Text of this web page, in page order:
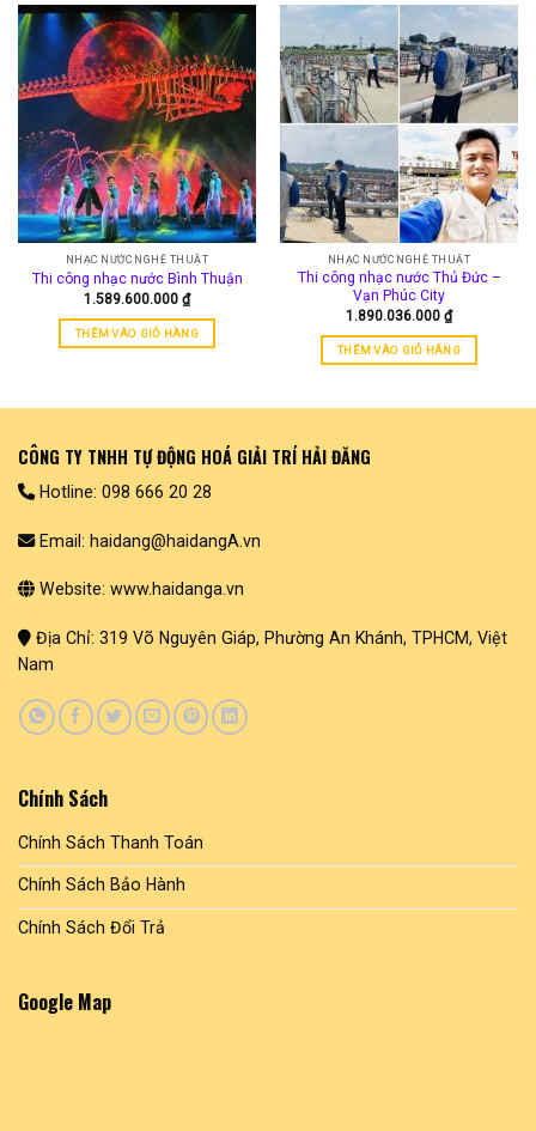
NHẠC NƯỚC NGHỆ THUẬT
Thi công nhạc nước Bình Thuận
1.589.600.000 ₫
THÊM VÀO GIỎ HÀNG
NHẠC NƯỚC NGHỆ THUẬT
Thi công nhạc nước Thủ Đức –
Vạn Phúc City
1.890.036.000 ₫
THÊM VÀO GIỎ HÀNG
CÔNG TY TNHH TỰ ĐỘNG HOÁ GIẢI TRÍ HẢI ĐĂNG
Hotline: 098 666 20 28
Email: haidang@haidangA.vn
Website: www.haidanga.vn
Địa Chỉ: 319 Võ Nguyên Giáp, Phường An Khánh, TPHCM, Việt
Nam
Chính Sách
Chính Sách Thanh Toán
Chính Sách Bảo Hành
Chính Sách Đổi Trả
Google Map